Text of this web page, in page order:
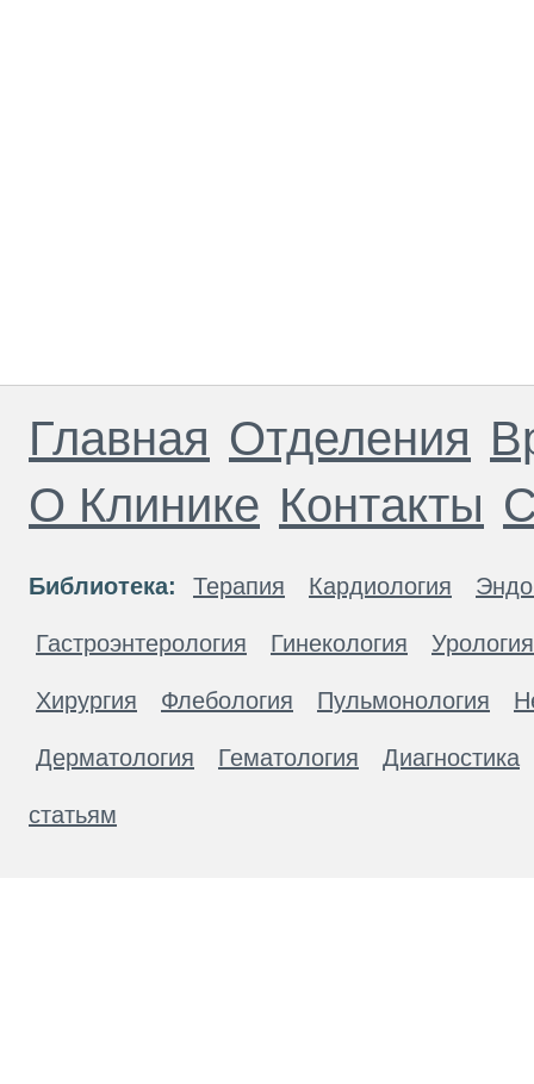
Главная Отделения
О Клинике Контакты
Библиотека: Терапия Кардиология
Гастроэнтерология Гинекология Урология
Хирургия Флебология Пульмонология
Дерматология Гематология Диагностика
статьям